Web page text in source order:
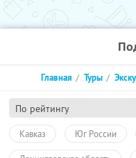
По рейтингу
Главная Туры
Кавказ Юг России